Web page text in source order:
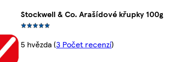
Stockwell & Co. Arašídové křupky 100g
5 hvězda (3 Počet recenzí)